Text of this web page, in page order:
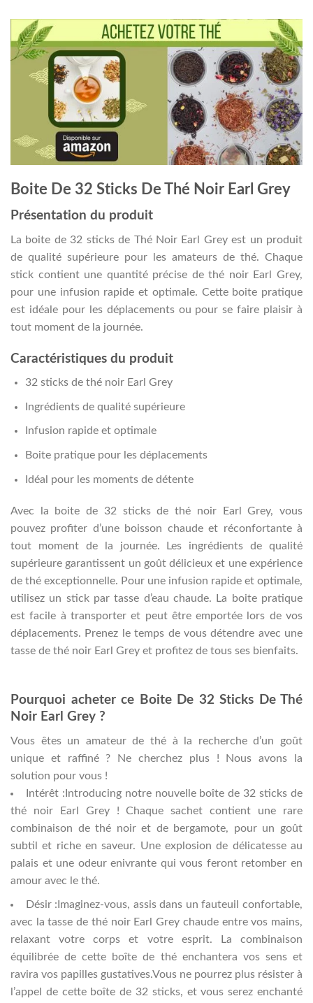
Boite De 32 Sticks De Thé Noir Earl Grey
Présentation du produit
La boite de 32 sticks de Thé Noir Earl Grey est un produit
de qualité supérieure pour les amateurs de thé. Chaque
stick contient une quantité précise de thé noir Earl Grey,
pour une infusion rapide et optimale. Cette boite pratique
est idéale pour les déplacements ou pour se faire plaisir à
tout moment de la journée.
Caractéristiques du produit
32 sticks de thé noir Earl Grey
Ingrédients de qualité supérieure
Infusion rapide et optimale
Boite pratique pour les déplacements
Idéal pour les moments de détente
Avec la boite de 32 sticks de thé noir Earl Grey, vous
pouvez profiter d’une boisson chaude et réconfortante à
tout moment de la journée. Les ingrédients de qualité
supérieure garantissent un goût délicieux et une expérience
de thé exceptionnelle. Pour une infusion rapide et optimale,
utilisez un stick par tasse d’eau chaude. La boite pratique
est facile à transporter et peut être emportée lors de vos
déplacements. Prenez le temps de vous détendre avec une
tasse de thé noir Earl Grey et profitez de tous ses bienfaits.
Pourquoi acheter ce Boite De 32 Sticks De Thé
Noir Earl Grey ?
Vous êtes un amateur de thé à la recherche d’un goût
unique et raffiné ? Ne cherchez plus ! Nous avons la
solution pour vous !
Intérêt :Introducing notre nouvelle boîte de 32 sticks de
thé noir Earl Grey ! Chaque sachet contient une rare
combinaison de thé noir et de bergamote, pour un goût
subtil et riche en saveur. Une explosion de délicatesse au
palais et une odeur enivrante qui vous feront retomber en
amour avec le thé.
Désir :Imaginez-vous, assis dans un fauteuil confortable,
avec la tasse de thé noir Earl Grey chaude entre vos mains,
relaxant votre corps et votre esprit. La combinaison
équilibrée de cette boîte de thé enchantera vos sens et
ravira vos papilles gustatives.Vous ne pourrez plus résister à
l’appel de cette boîte de 32 sticks, et vous serez enchanté